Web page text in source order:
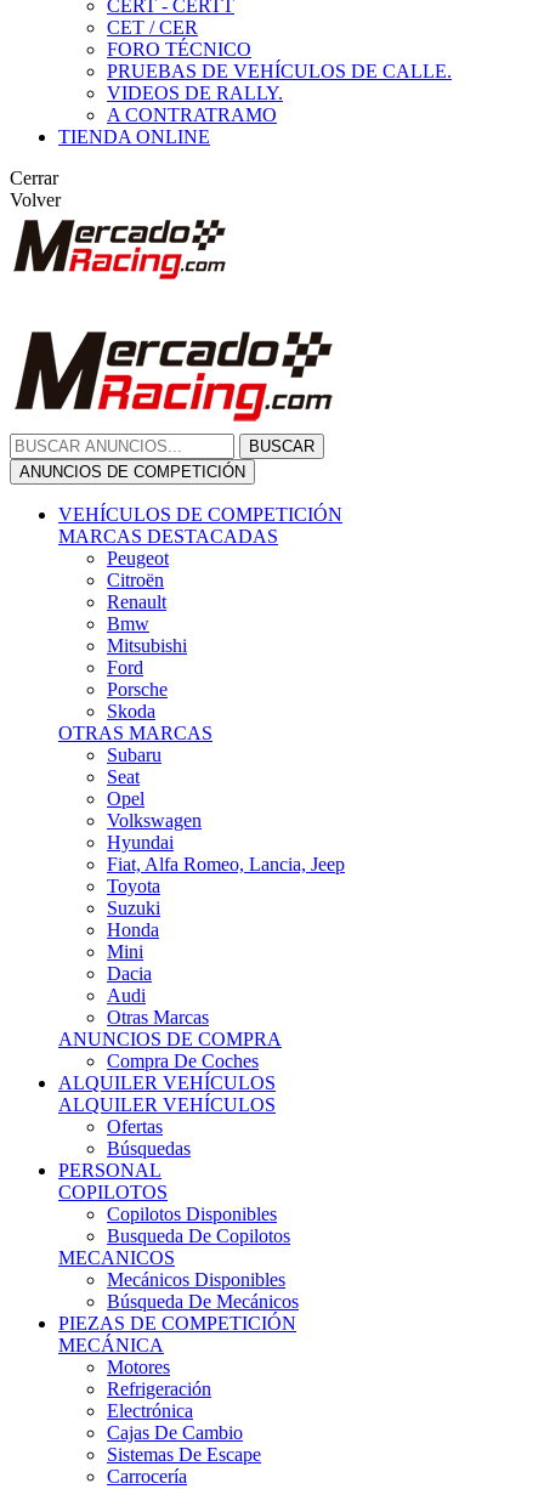
CERT - CERTT
CET / CER
FORO TÉCNICO
PRUEBAS DE VEHÍCULOS DE CALLE.
VIDEOS DE RALLY.
A CONTRATRAMO
TIENDA ONLINE
Cerrar
Volver
BUSCAR
ANUNCIOS DE COMPETICIÓN
VEHÍCULOS DE COMPETICIÓN
MARCAS DESTACADAS
Peugeot
Citroën
Renault
Bmw
Mitsubishi
Ford
Porsche
Skoda
OTRAS MARCAS
Subaru
Seat
Opel
Volkswagen
Hyundai
Fiat, Alfa Romeo, Lancia, Jeep
Toyota
Suzuki
Honda
Mini
Dacia
Audi
Otras Marcas
ANUNCIOS DE COMPRA
Compra De Coches
ALQUILER VEHÍCULOS
ALQUILER VEHÍCULOS
Ofertas
Búsquedas
PERSONAL
COPILOTOS
Copilotos Disponibles
Busqueda De Copilotos
MECANICOS
Mecánicos Disponibles
Búsqueda De Mecánicos
PIEZAS DE COMPETICIÓN
MECÁNICA
Motores
Refrigeración
Electrónica
Cajas De Cambio
Sistemas De Escape
Carrocería
Depositos